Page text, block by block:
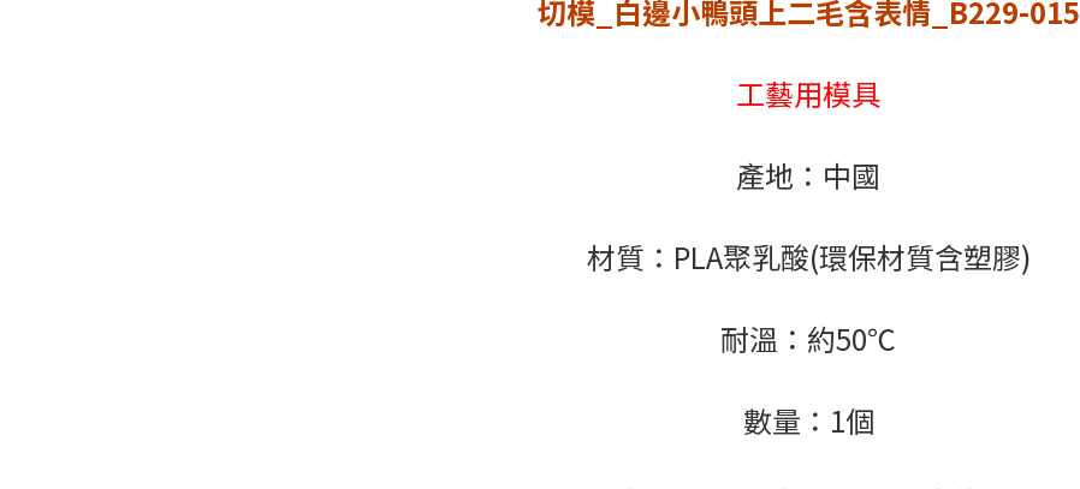
切模_白邊小鴨頭上二毛含表情_B229-015
工藝用模具
產地：中國
材質：PLA聚乳酸(環保材質含塑膠)
耐溫：約50℃
數量：1個